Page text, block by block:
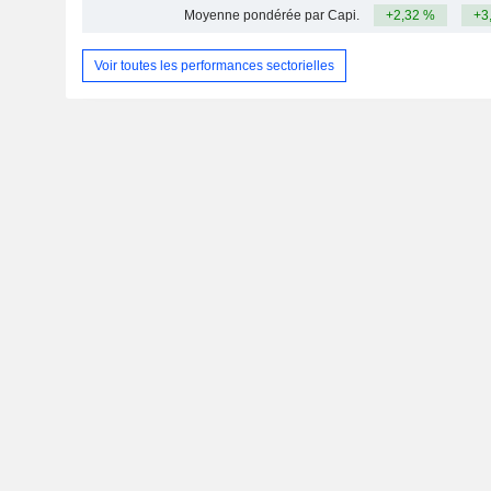
Moyenne pondérée par Capi. +2,32 %
Voir toutes les performances sectorielles